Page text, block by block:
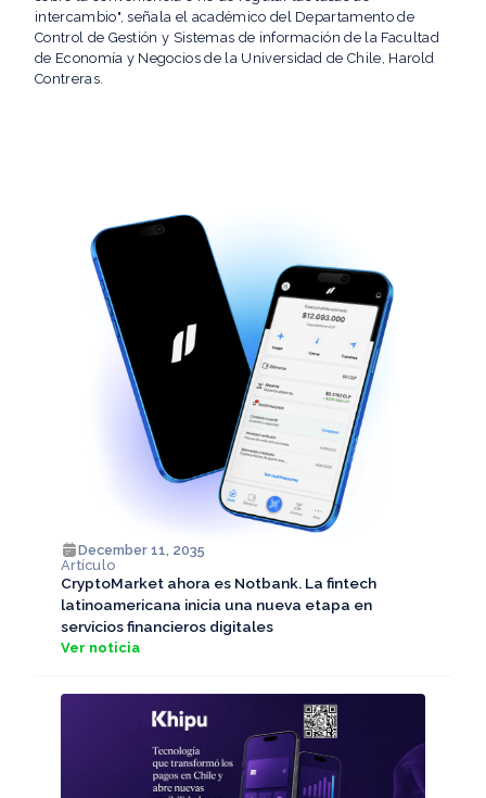
intercambio", señala el académico del Departamento de
Control de Gestión y Sistemas de información de la Facultad
de Economía y Negocios de la Universidad de Chile, Harold
Contreras.
December 11, 2035
Artículo
CryptoMarket ahora es Notbank. La fintech
latinoamericana inicia una nueva etapa en
servicios financieros digitales
Ver noticia